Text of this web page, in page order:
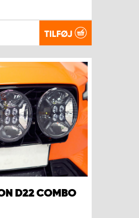
TILFØJ
D22 COMBO